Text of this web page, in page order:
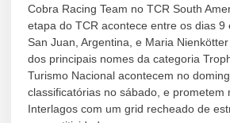
Cobra Racing Team no TCR South
etapa do TCR acontece entre os dias 9
San Juan, Argentina, e Maria
dos principais nomes da categoria
Turismo Nacional acontecem no
classificatórias no sábado, e prometem
Interlagos com um grid recheado de